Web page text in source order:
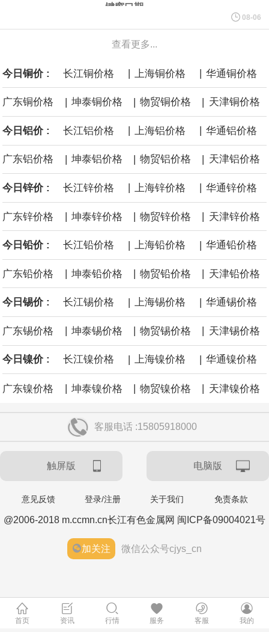
商品期货收盘，黄金连续涨3.44%，焦炭连续涨2.72%，铁矿石连续
涨2.64%，镍连续跌2.62%，白银连续涨2.61%。
沙特下调了对亚洲的主要原油价格，与此同时，各方正就一项旨在
缓解霍尔木兹海峡航运压力的协议进行谈判。尽管胡塞武装的威胁
危及了经由红海向东运输原油的替代路线，但沙特方面仍下调了价
键窗口期
08-06
查看更多...
今日铜价 : 长江铜价格 | 上海铜价格 | 华通铜价格
广东铜价格 | 坤泰铜价格 | 物贸铜价格 | 天津铜价格
今日铝价 : 长江铝价格 上海铝价格 华通铝价格
广东铝价格 | 坤泰铝价格 | 物贸铝价格 | 天津铝价格
今日锌价 : 长江锌价格 上海锌价格 华通锌价格
广东锌价格 | 坤泰锌价格 | 物贸锌价格 | 天津锌价格
今日铅价 : 长江铅价格 | 上海铅价格 | 华通铅价格
广东铅价格 坤泰铅价格 物贸铅价格 天津铅价格
今日锡价 : 长江锡价格 | 上海锡价格 | 华通锡价格
广东锡价格 坤泰锡价格 物贸锡价格 天津锡价格
今日镍价 : 长江镍价格 | 上海镍价格 | 华通镍价格
广东镍价格 | 坤泰镍价格 | 物贸镍价格 | 天津镍价格
客服电话 :15805918000
触屏版 电脑版
意见反馈 登录/注册 关于我们 免责条款
@2006-2018 m.ccmn.cn长江有色金属网 闽ICP备09004021号
加关注 微信公众号cjys_cn
首页 资讯 行情 服务 客服 我的